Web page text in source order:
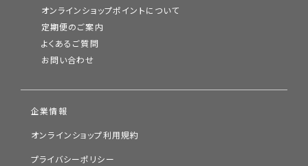
オンラインショップポイントについて
定期便のご案内
よくあるご質問
お問い合わせ
企業情報
オンラインショップ利用規約
プライバシーポリシー